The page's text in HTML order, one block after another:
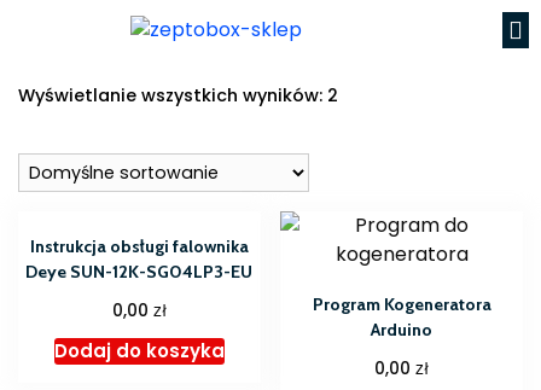
Wyświetlanie wszystkich wyników: 2
Instrukcja obsługi falownika
Deye SUN-12K-SG04LP3-EU
0,00 zł
Dodaj do koszyka
Program Kogeneratora
Arduino
0,00zł